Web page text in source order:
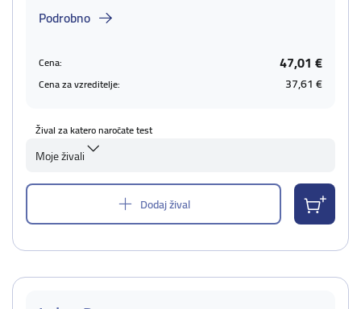
Podrobno
Cena: 47,01 €
Cena za vzreditelje: 37,61 €
Žival za katero naročate test
Moje živali
Dodaj žival